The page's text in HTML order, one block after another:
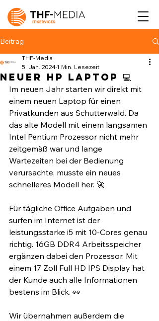
Beitrag
Neuer HP Laptop 💻
THF-Media
5. Jan. 2024 1 Min. Lesezeit
Im neuen Jahr starten wir direkt mit
einem neuen Laptop für einen
Privatkunden aus Schutterwald. Da
das alte Modell mit einem langsamen
Intel Pentium Prozessor nicht mehr
zeitgemäß war und lange
Wartezeiten bei der Bedienung
verursachte, musste ein neues
schnelleres Modell her. 🚀⁣
Für tägliche Office Aufgaben und
surfen im Internet ist der
leistungsstarke i5 mit 10-Cores genau
richtig. 16GB DDR4 Arbeitsspeicher
ergänzen dabei den Prozessor. Mit
einem 17 Zoll Full HD IPS Display hat
der Kunde auch alle Informationen
bestens im Blick. 👀⁣
Wir übernahmen außerdem die